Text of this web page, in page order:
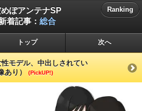
めぽアンテナSP
着記事： 総合
Ranking
トップ 次へ
性モデル、中出しされてい
あり）
(PickUP!)